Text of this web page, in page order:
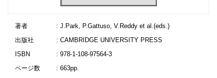
著者
: J.Park, P.Gattuso, V.Reddy et al.(eds.)
出版社
: CAMBRIDGE UNIVERSITY PRESS
ISBN
: 978-1-108-97564-3
ページ数
: 663pp.